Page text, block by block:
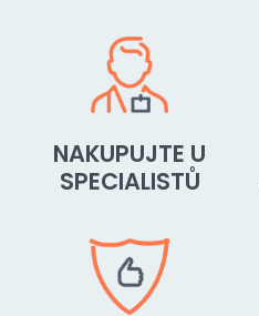
NAKUPUJTE U
SPECIALISTŮ